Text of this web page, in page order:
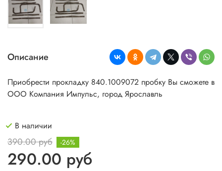
Описание
Приобрести прокладку 840.1009072 пробку Вы сможете в
ООО Компания Импульс, город Ярославль
В наличии
390.00 руб
290.00 руб
-26%